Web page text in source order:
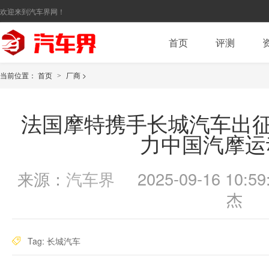
欢迎来到汽车界网！
首页 评测
当前位置： 首页 > 厂商 >
法国摩特携手长城汽车出
力中国汽摩
来源： 汽车界
2025-09-16
杰
Tag: 长城汽车